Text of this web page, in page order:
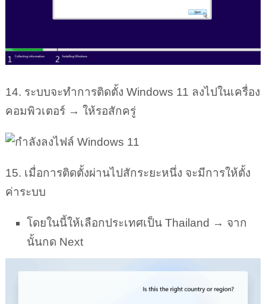
14. ระบบจะทำการติดตั้ง Windows 11 ลงไปในเครื่อง
คอมพิวเตอร์ → ให้รอสักครู่
15. เมื่อการติดตั้งผ่านไปสักระยะหนึ่ง จะมีการให้ตั้ง
ค่าระบบ
โดยในนี้ให้เลือกประเทศเป็น Thailand → จาก
นั้นกด Next